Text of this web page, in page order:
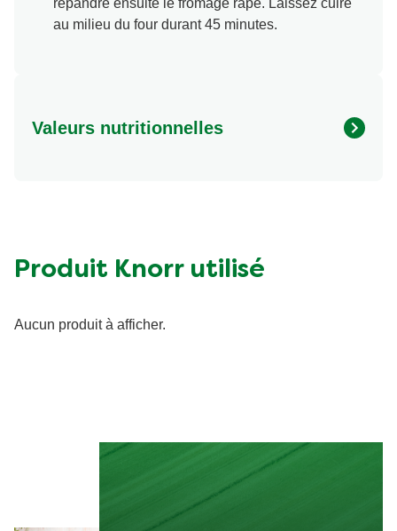
répandre ensuite le fromage râpé. Laissez cuire
au milieu du four durant 45 minutes.
Valeurs nutritionnelles
Matières grasses (g)
Produit Knorr utilisé
Aucun produit à afficher.